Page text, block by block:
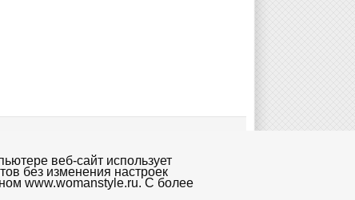
веб-сайт использует
без изменения настроек
www.womanstyle.ru. С более